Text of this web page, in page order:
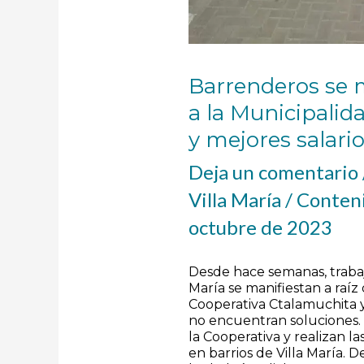
Barrenderos se
a la
y mejores
Deja un comentario
Villa María /
octubre de 2023
Desde hace semanas,
María se manifiestan a
Cooperativa Ctalamuchita
no encuentran
la Cooperativa y realizan
en barrios de Villa María.